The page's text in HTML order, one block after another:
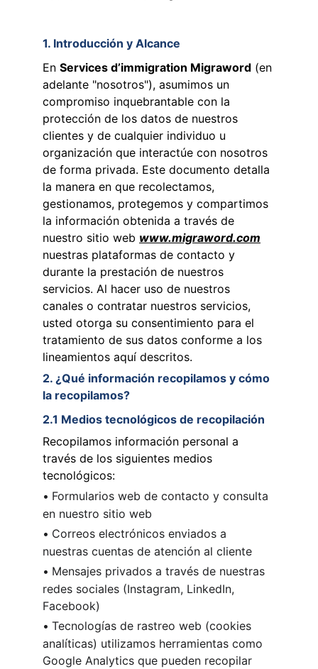
1. Introducción y Alcance
En Services d’immigration Migraword (en
adelante "nosotros"), asumimos un
compromiso inquebrantable con la
protección de los datos de nuestros
clientes y de cualquier individuo u
organización que interactúe con nosotros
de forma privada. Este documento detalla
la manera en que recolectamos,
gestionamos, protegemos y compartimos
la información obtenida a través de
nuestro sitio web www.migraword.com
nuestras plataformas de contacto y
durante la prestación de nuestros
servicios. Al hacer uso de nuestros
canales o contratar nuestros servicios,
usted otorga su consentimiento para el
tratamiento de sus datos conforme a los
lineamientos aquí descritos.
2. ¿Qué información recopilamos y cómo
la recopilamos?
2.1 Medios tecnológicos de recopilación
Recopilamos información personal a
través de los siguientes medios
tecnológicos:
• Formularios web de contacto y consulta
en nuestro sitio web
• Correos electrónicos enviados a
nuestras cuentas de atención al cliente
• Mensajes privados a través de nuestras
redes sociales (Instagram, LinkedIn,
Facebook)
• Tecnologías de rastreo web (cookies
analíticas) utilizamos herramientas como
Google Analytics que pueden recopilar